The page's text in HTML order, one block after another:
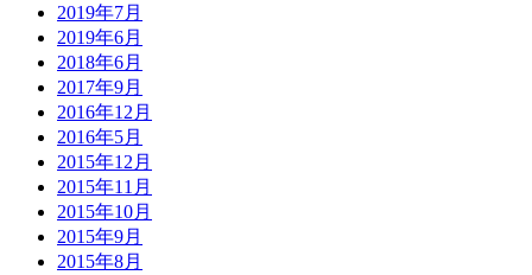
2019年7月
2019年6月
2018年6月
2017年9月
2016年12月
2016年5月
2015年12月
2015年11月
2015年10月
2015年9月
2015年8月